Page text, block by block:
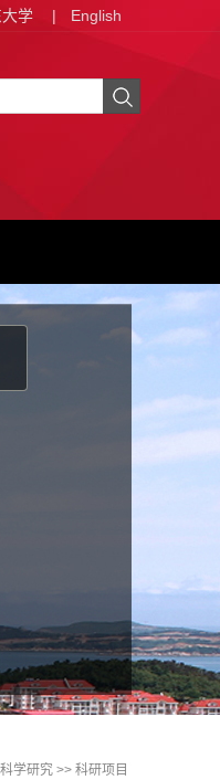
学 | English
科学研究 >> 科研项目